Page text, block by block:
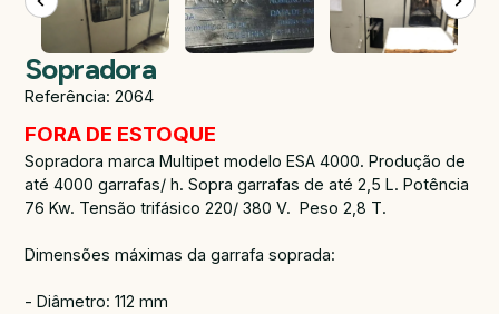
Sopradora
Referência: 2064
FORA DE ESTOQUE
Sopradora marca Multipet modelo ESA 4000. Produção de
até 4000 garrafas/ h. Sopra garrafas de até 2,5 L. Potência
76 Kw. Tensão trifásico 220/ 380 V. Peso 2,8 T.
Dimensões máximas da garrafa soprada:
- Diâmetro: 112 mm